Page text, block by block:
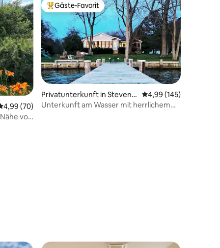
Bewertung: 4,99 von 5, 70 Bewertungen
4,99 (70)
von
Beliebter Gäste-Favorit.
Gäste-Favorit
Privatunterkunft in Stevens
ville
Durchschnittliche
4,99 (145)
Unterkunft am Wasser mit herrlichem